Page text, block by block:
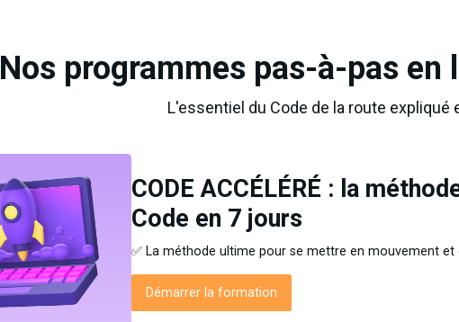
Nos programmes pas-à-pas en
L'essentiel du Code de la route expliqué
CODE ACCÉLÉRÉ : la
Code en 7 jours
✅ La méthode ultime pour se mettre en mouvement
Démarrer la formation